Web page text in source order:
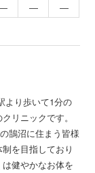
― ―
より歩いて1分の
リニックです。
鵠沼に住まう皆様
を目指しており
健やかなお体を